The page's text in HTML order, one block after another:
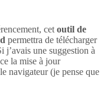
cet outil de
permettra de télécharger
j’avais une suggestion à
la mise à jour
navigateur (je pense que